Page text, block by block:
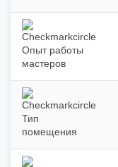
Опыт работы
мастеров
Тип
помещения